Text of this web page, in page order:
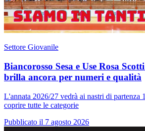
Settore Giovanile
Biancorosso Sesa e Use Rosa
brilla ancora per numeri e qualità
L'annata 2026/27 vedrà ai nastri di partenza
coprire tutte le categorie
Pubblicato il 7 agosto 2026